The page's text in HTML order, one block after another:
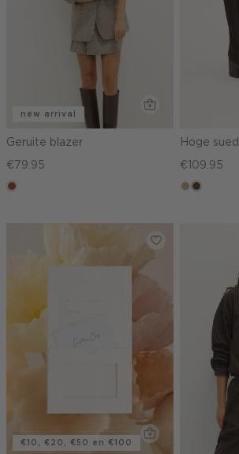
new arrival
Geruite blazer
€79.95
bruin
Hoge
€109.95
zand
€10, €20, €50 en €100